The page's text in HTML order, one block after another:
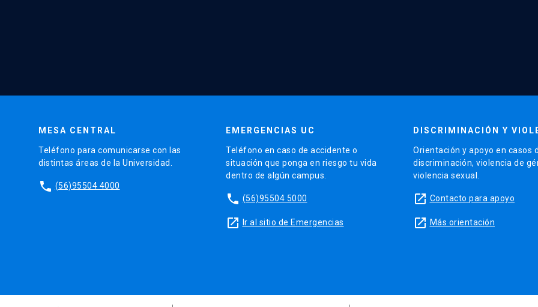
MESA CENTRAL
Teléfono para comunicarse con las
distintas áreas de la Universidad.
phone (56)95504 4000
EMERGENCIAS UC
Teléfono en caso de accidente o
situación que ponga en riesgo tu vida
dentro de algún campus.
phone (56)95504 5000
launch Ir al sitio de Emergencias
DISCRIMINACIÓN Y
Orientación y apoyo en casos
discriminación, violencia de
violencia sexual.
launch Contacto para apoyo
launch Más orientación